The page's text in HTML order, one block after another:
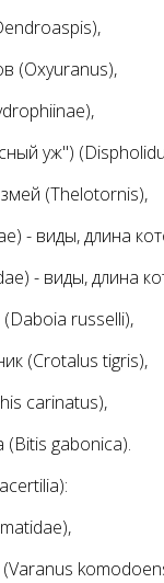
(Oxyuranus),
уж")
(Thelotornis),
- виды, длина
- виды, длина
russelli),
(Crotalus tigris),
carinatus),
(Bitis gabonica).